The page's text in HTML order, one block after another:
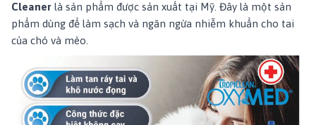
Cleaner là sản phẩm được sản xuất tại Mỹ. Đây là một sản
phẩm dùng để làm sạch và ngăn ngừa nhiễm khuẩn cho tai
của chó và mèo.